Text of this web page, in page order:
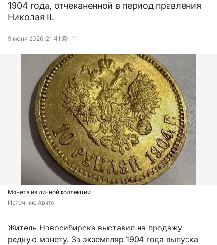
1904 года, отчеканенной в период правления
Николая II.
9 июня 2026, 21:41 11
Монета из личной коллекции
Источник: Авито
Житель Новосибирска выставил на продажу
редкую монету. За экземпляр 1904 года выпуска